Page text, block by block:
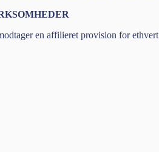
en affilieret provision for